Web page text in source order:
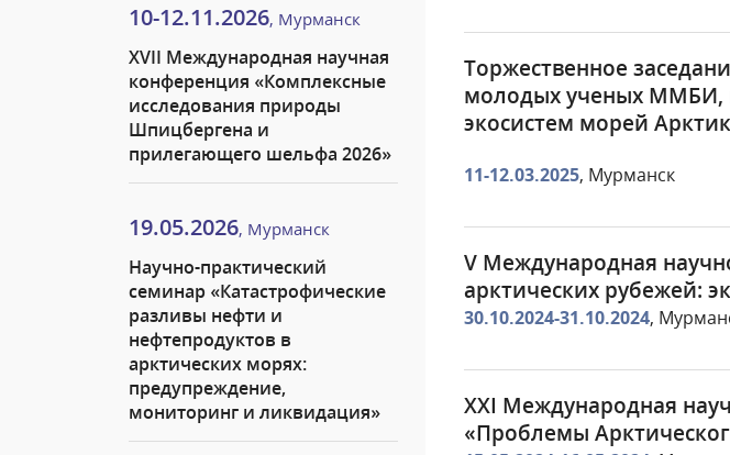
10-12.11.2026, Мурманск
XVII Международная научная
конференция «Комплексные
исследования природы
Шпицбергена и
прилегающего шельфа 2026»
19.05.2026, Мурманск
Научно-практический
семинар «Катастрофические
разливы нефти и
нефтепродуктов в
арктических морях:
предупреждение,
мониторинг и ликвидация»
Торжественное
молодых ученых ММБИ,
экосистем морей
11-12.03.2025, Мурманск
V Международная
арктических рубежей:
30.10.2024-31.10.2024,
XXI Международная
«Проблемы